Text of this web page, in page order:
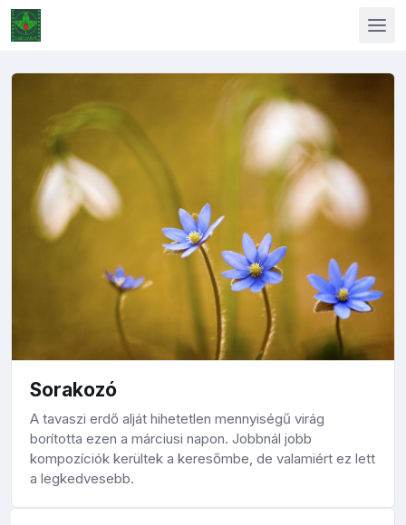
Sorakozó
A tavaszi erdő alját hihetetlen mennyiségű virág
borította ezen a márciusi napon. Jobbnál jobb
kompozíciók kerültek a keresőmbe, de valamiért ez lett
a legkedvesebb.